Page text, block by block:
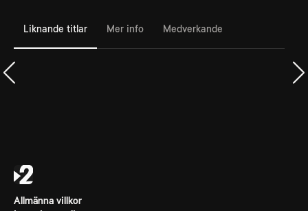
Liknande titlar Mer info Medverkande
Allmänna villkor